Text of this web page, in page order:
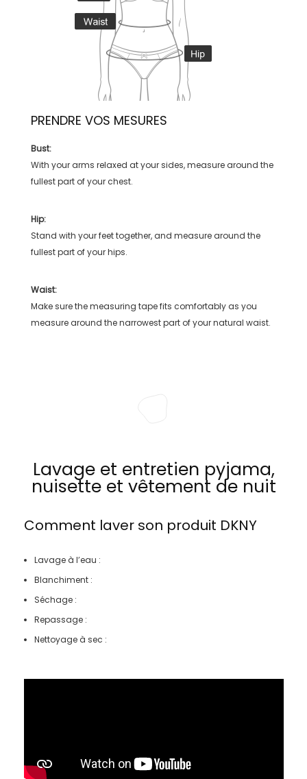
PRENDRE VOS MESURES
Bust:
With your arms relaxed at your sides, measure around the
fullest part of your chest.
Hip:
Stand with your feet together, and measure around the
fullest part of your hips.
Waist:
Make sure the measuring tape fits comfortably as you
measure around the narrowest part of your natural waist.
Lavage et entretien pyjama,
nuisette et vêtement de nuit
Comment laver son produit DKNY
Lavage à l’eau :
Blanchiment :
Séchage :
Repassage :
Nettoyage à sec :